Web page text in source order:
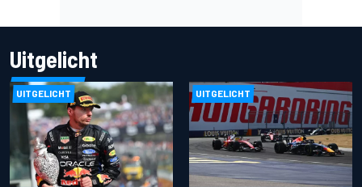
Uitgelicht
UITGELICHT UITGELICHT